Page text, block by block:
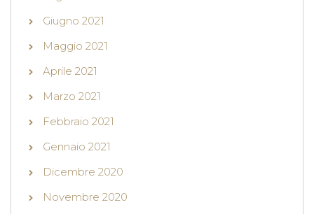
Giugno 2021
Maggio 2021
Aprile 2021
Marzo 2021
Febbraio 2021
Gennaio 2021
Dicembre 2020
Novembre 2020